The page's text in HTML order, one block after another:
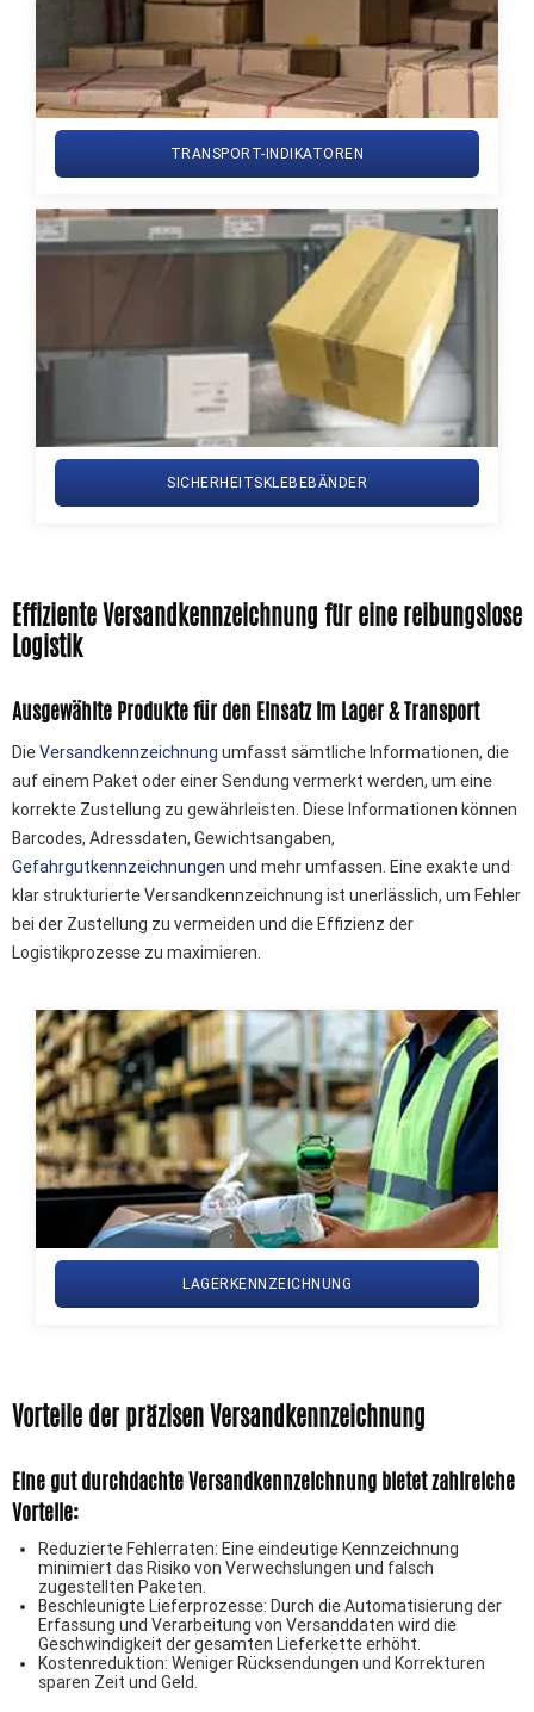
TRANSPORT-INDIKATOREN
SICHERHEITSKLEBEBÄNDER
Effiziente Versandkennzeichnung für eine reibungslose
Logistik
Ausgewählte Produkte für den Einsatz im Lager & Transport
DieVersandkennzeichnung umfasst sämtliche Informationen, die
auf einem Paket oder einer Sendung vermerkt werden, um eine
korrekte Zustellung zu gewährleisten. Diese Informationen können
Barcodes, Adressdaten, Gewichtsangaben,
Gefahrgutkennzeichnungen und mehr umfassen. Eine exakte und
klar strukturierte Versandkennzeichnung ist unerlässlich, um Fehler
bei der Zustellung zu vermeiden und die Effizienz der
Logistikprozesse zu maximieren.
LAGERKENNZEICHNUNG
Vorteile der präzisen Versandkennzeichnung
Eine gut durchdachte Versandkennzeichnung bietet zahlreiche
Vorteile:
Reduzierte Fehlerraten: Eine eindeutige Kennzeichnung
minimiert das Risiko von Verwechslungen und falsch
zugestellten Paketen.
Beschleunigte Lieferprozesse: Durch die Automatisierung der
Erfassung und Verarbeitung von Versanddaten wird die
Geschwindigkeit der gesamten Lieferkette erhöht.
Kostenreduktion: Weniger Rücksendungen und Korrekturen
sparen Zeit und Geld.